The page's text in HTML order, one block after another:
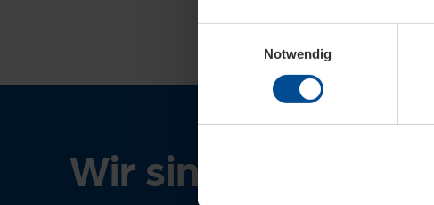
Notwendig
Wir sind für Sie nah!